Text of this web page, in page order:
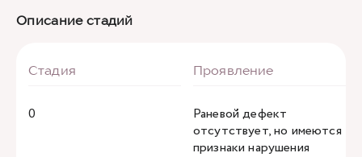
Описание стадий
0
Раневой дефект
отсутствует, но имеются
признаки нарушения